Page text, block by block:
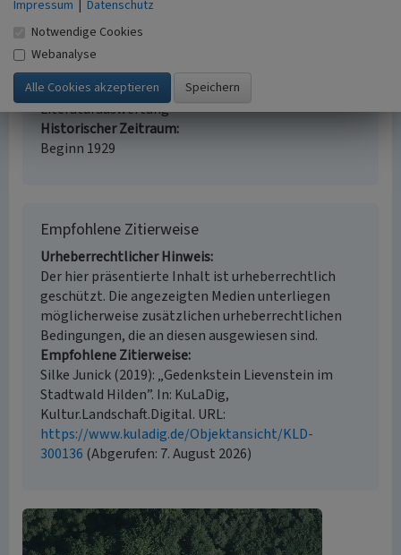
Fachsicht(en)
Kulturlandschaftspflege
Erfassungsmaßstab
i.d.R. 1:5.000 (größer als 1:20.000)
Erfassungsmethode
Literaturauswertung
Historischer Zeitraum
Beginn 1929
Empfohlene Zitierweise
Urheberrechtlicher Hinweis
Der hier präsentierte Inhalt ist urheberrechtlich
geschützt. Die angezeigten Medien unterliegen
möglicherweise zusätzlichen urheberrechtlichen
Bedingungen, die an diesen ausgewiesen sind.
Empfohlene Zitierweise
Silke Junick (2019): „Gedenkstein Lievenstein im
Stadtwald Hilden”. In: KuLaDig,
Kultur.Landschaft.Digital. URL:
https://www.kuladig.de/Objektansicht/KLD-
300136 (Abgerufen: 7. August 2026)
Impressum | Datenschutz
Notwendige Cookies
Webanalyse